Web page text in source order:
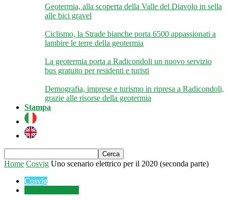
Geotermia, alla scoperta della Valle del Diavolo in sella
alle bici gravel
Ciclismo, la Strade bianche porta 6500 appassionati a
lambire le terre della geotermia
La geotermia porta a Radicondoli un nuovo servizio
bus gratuito per residenti e turisti
Demografia, imprese e turismo in ripresa a Radicondoli,
grazie alle risorse della geotermia
Stampa
Home Cosvig Uno scenario elettrico per il 2020 (seconda parte)
Cosvig